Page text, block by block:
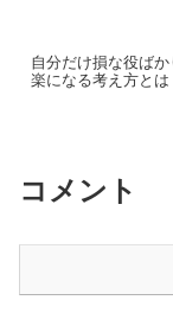
自分だけ損な役ばか
楽になる考え方とは
コメント